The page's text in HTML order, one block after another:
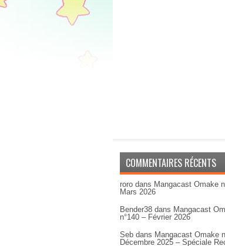
COMMENTAIRES RÉCENTS
roro dans Mangacast Omake
Mars 2026
Bender38 dans Mangacast
n°140 – Février 2026
Seb dans Mangacast Omake
Décembre 2025 – Spéciale